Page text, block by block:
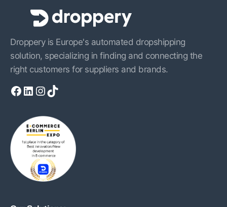
Droppery is Europe's automated dropshipping
solution, specializing in finding and connecting the
right customers for suppliers and brands.
Facebook LinkedIn InstagramTikTok